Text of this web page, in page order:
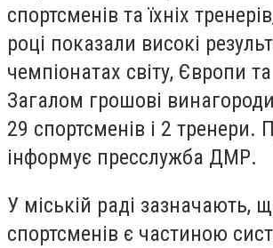
спортсменів та їхніх
році показали високі
чемпіонатах світу, Європи
Загалом грошові
29 спортсменів і 2 тренери.
інформує пресслужба ДМР.
У міській раді зазначають,
спортсменів є частиною